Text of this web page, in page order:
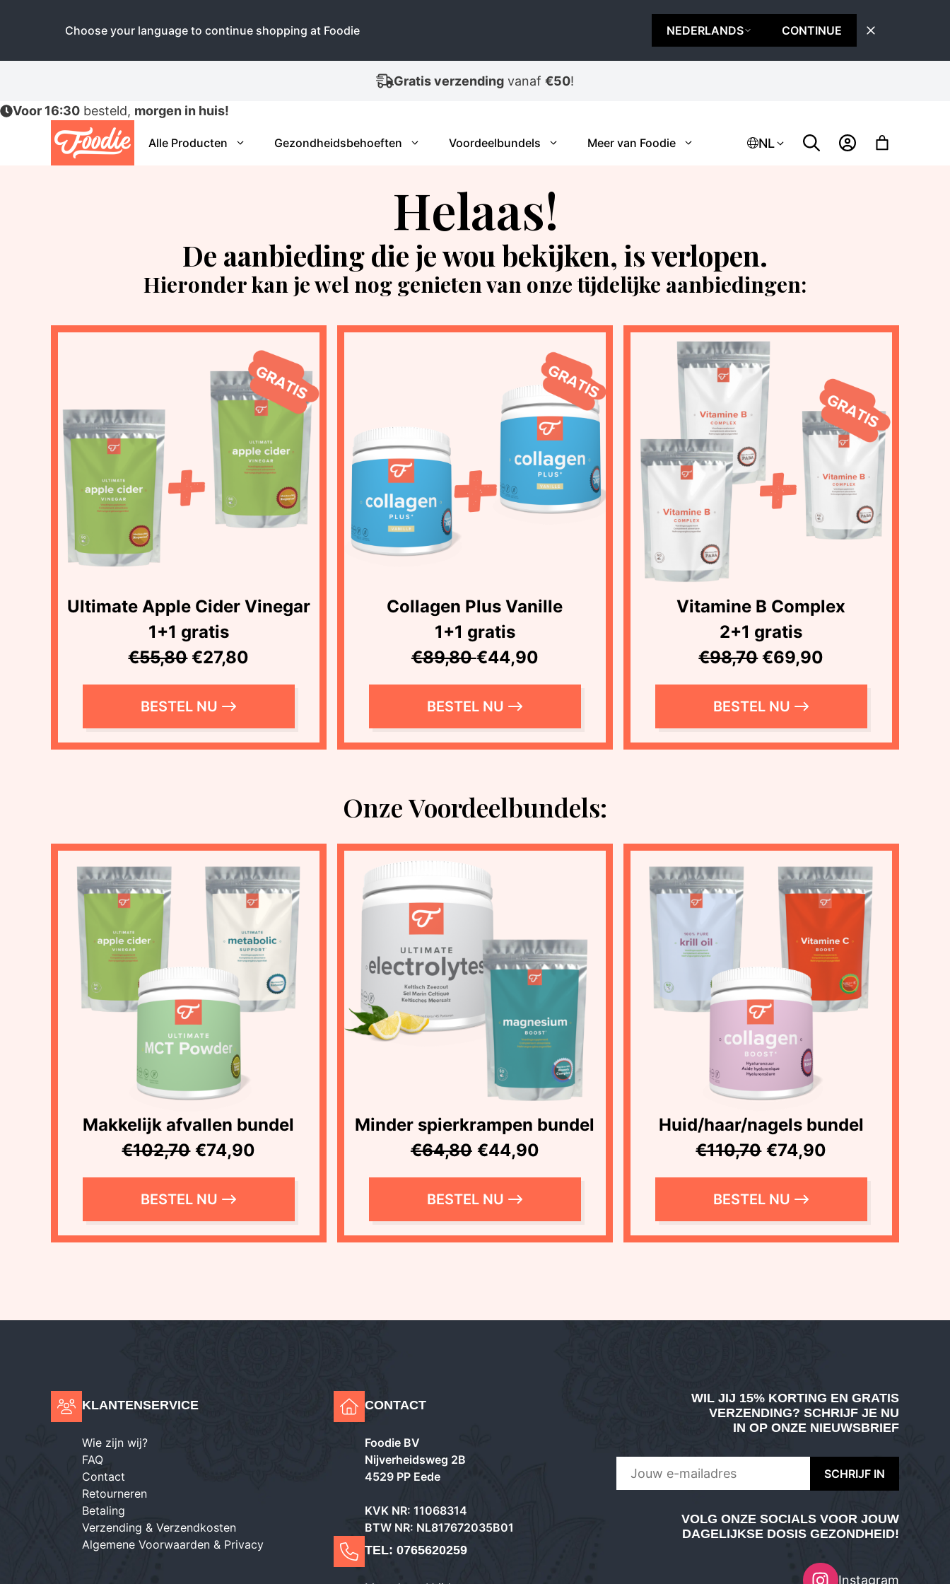
Choose your language to continue shopping at Foodie NEDERLANDS CONTINUE
de
Gratis verzending vanaf €50!
Voor 16:30 besteld, morgen in huis!
Alle Producten Gezondheidsbehoeften Voordeelbundels Meer van Foodie NL
Helaas!
De aanbieding die je wou bekijken, is verlopen.
Hieronder kan je wel nog genieten van onze tijdelijke aanbiedingen:
Ultimate Apple Cider Vinegar
1+1 gratis
€55,80€27,80
BESTEL NU
Collagen Plus Vanille
1+1 gratis
€89,80€44,90
BESTEL NU
Vitamine B Complex
2+1 gratis
€98,70 €69,90
BESTEL NU
Onze Voordeelbundels:
Makkelijk afvallen bundel
€102,70 €74,90
BESTEL NU
Minder spierkrampen bundel
€64,80 €44,90
BESTEL NU
Huid/haar/nagels bundel
€110,70 €74,90
BESTEL NU
KLANTENSERVICE
Wie zijn wij?
FAQ
Contact
Retourneren
Betaling
Verzending & Verzendkosten
Algemene Voorwaarden & Privacy
CONTACT
Foodie BV
Nijverheidsweg 2B
4529 PP Eede
KVK NR: 11068314
BTW NR: NL817672035B01
TEL: 0765620259
WIL JIJ 15% KORTING EN GRATIS
VERZENDING? SCHRIJF JE NU
IN OP ONZE NIEUWSBRIEF
VOLG ONZE SOCIALS VOOR JOUW
DAGELIJKSE DOSIS GEZONDHEID!
Instagram